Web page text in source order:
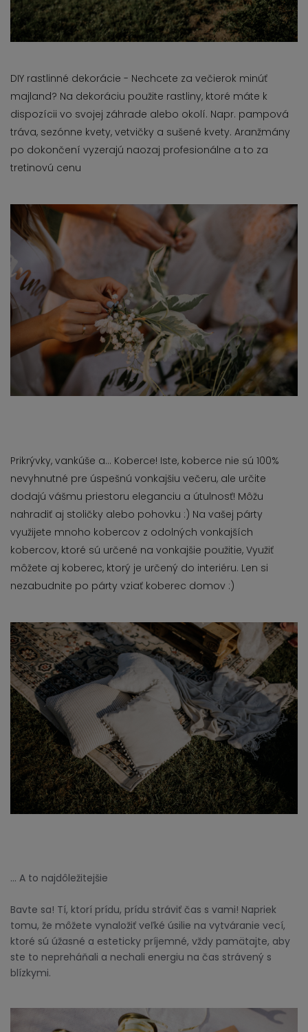
DIY rastlinné dekorácie - Nechcete za večierok minúť
majland? Na dekoráciu použite rastliny, ktoré máte k
dispozícii vo svojej záhrade alebo okolí. Napr. pampová
tráva, sezónne kvety, vetvičky a sušené kvety. Aranžmány
po dokončení vyzerajú naozaj profesionálne a to za
tretinovú cenu
Prikrývky, vankúše a… Koberce! Iste, koberce nie sú 100%
nevyhnutné pre úspešnú vonkajšiu večeru, ale určite
dodajú vášmu priestoru eleganciu a útulnosť! Môžu
nahradiť aj stoličky alebo pohovku :) Na vašej párty
využijete mnoho kobercov z odolných vonkajších
kobercov, ktoré sú určené na vonkajšie použitie, Využiť
môžete aj koberec, ktorý je určený do interiéru. Len si
nezabudnite po párty vziať koberec domov :)
… A to najdôležitejšie
Bavte sa! Tí, ktorí prídu, prídu stráviť čas s vami! Napriek
tomu, že môžete vynaložiť veľké úsilie na vytváranie vecí,
ktoré sú úžasné a esteticky príjemné, vždy pamätajte, aby
ste to nepreháňali a nechali energiu na čas strávený s
blízkymi.